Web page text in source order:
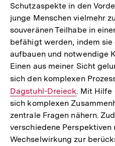
Schutzaspekte in den
junge Menschen vielmehr
souveränen Teilhabe in
befähigt werden, indem sie
aufbauen und notwendige
Einen aus meiner Sicht
sich den komplexen
Dagstuhl-Dreieck. Mit Hilfe
sich komplexen
zentrale Fragen nähern.
verschiedene
Wechselwirkung zur